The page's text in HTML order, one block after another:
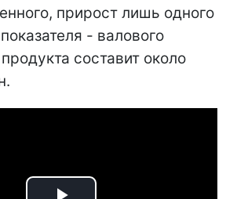
прирост лишь одного
- валового
составит около